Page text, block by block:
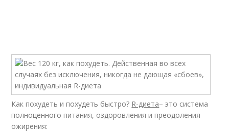
Как похудеть и похудеть быстро? R-диета– это система
полноценного питания, оздоровления и преодоления
ожирения: